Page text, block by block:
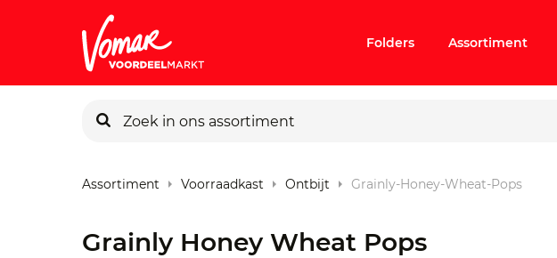
Folders Assortiment
Assortiment Voorraadkast Ontbijt Grainly-Honey-Wheat-Pops
Grainly Honey Wheat Pops